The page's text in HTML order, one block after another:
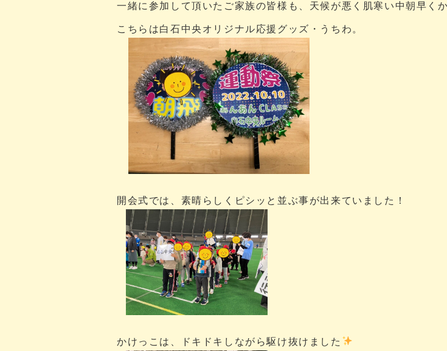
一緒に参加して頂いたご家族の皆様も、天候が悪く肌寒い中朝早く
こちらは白石中央オリジナル応援グッズ・うちわ。
開会式では、素晴らしくピシッと並ぶ事が出来ていました！
かけっこは、ドキドキしながら駆け抜けました